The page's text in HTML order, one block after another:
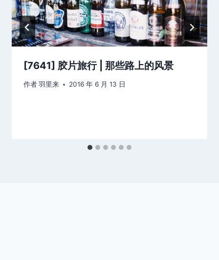
[7641] 胶片旅行 | 那些路上的风景
作者羽里来 2016 年 6 月 13 日